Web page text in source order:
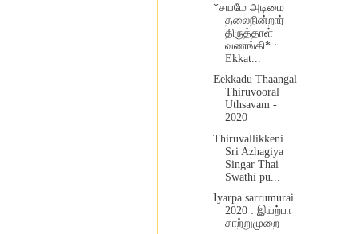
*சயமே அடிமை
தலைநின்றார்
திருத்தாள்
வணங்கி* :
Ekkat...
Eekkadu Thaangal
Thiruvooral
Uthsavam -
2020
Thiruvallikkeni
Sri Azhagiya
Singar Thai
Swathi pu...
Iyarpa sarrumurai
2020 : இயற்பா
சாற்றுமுறை